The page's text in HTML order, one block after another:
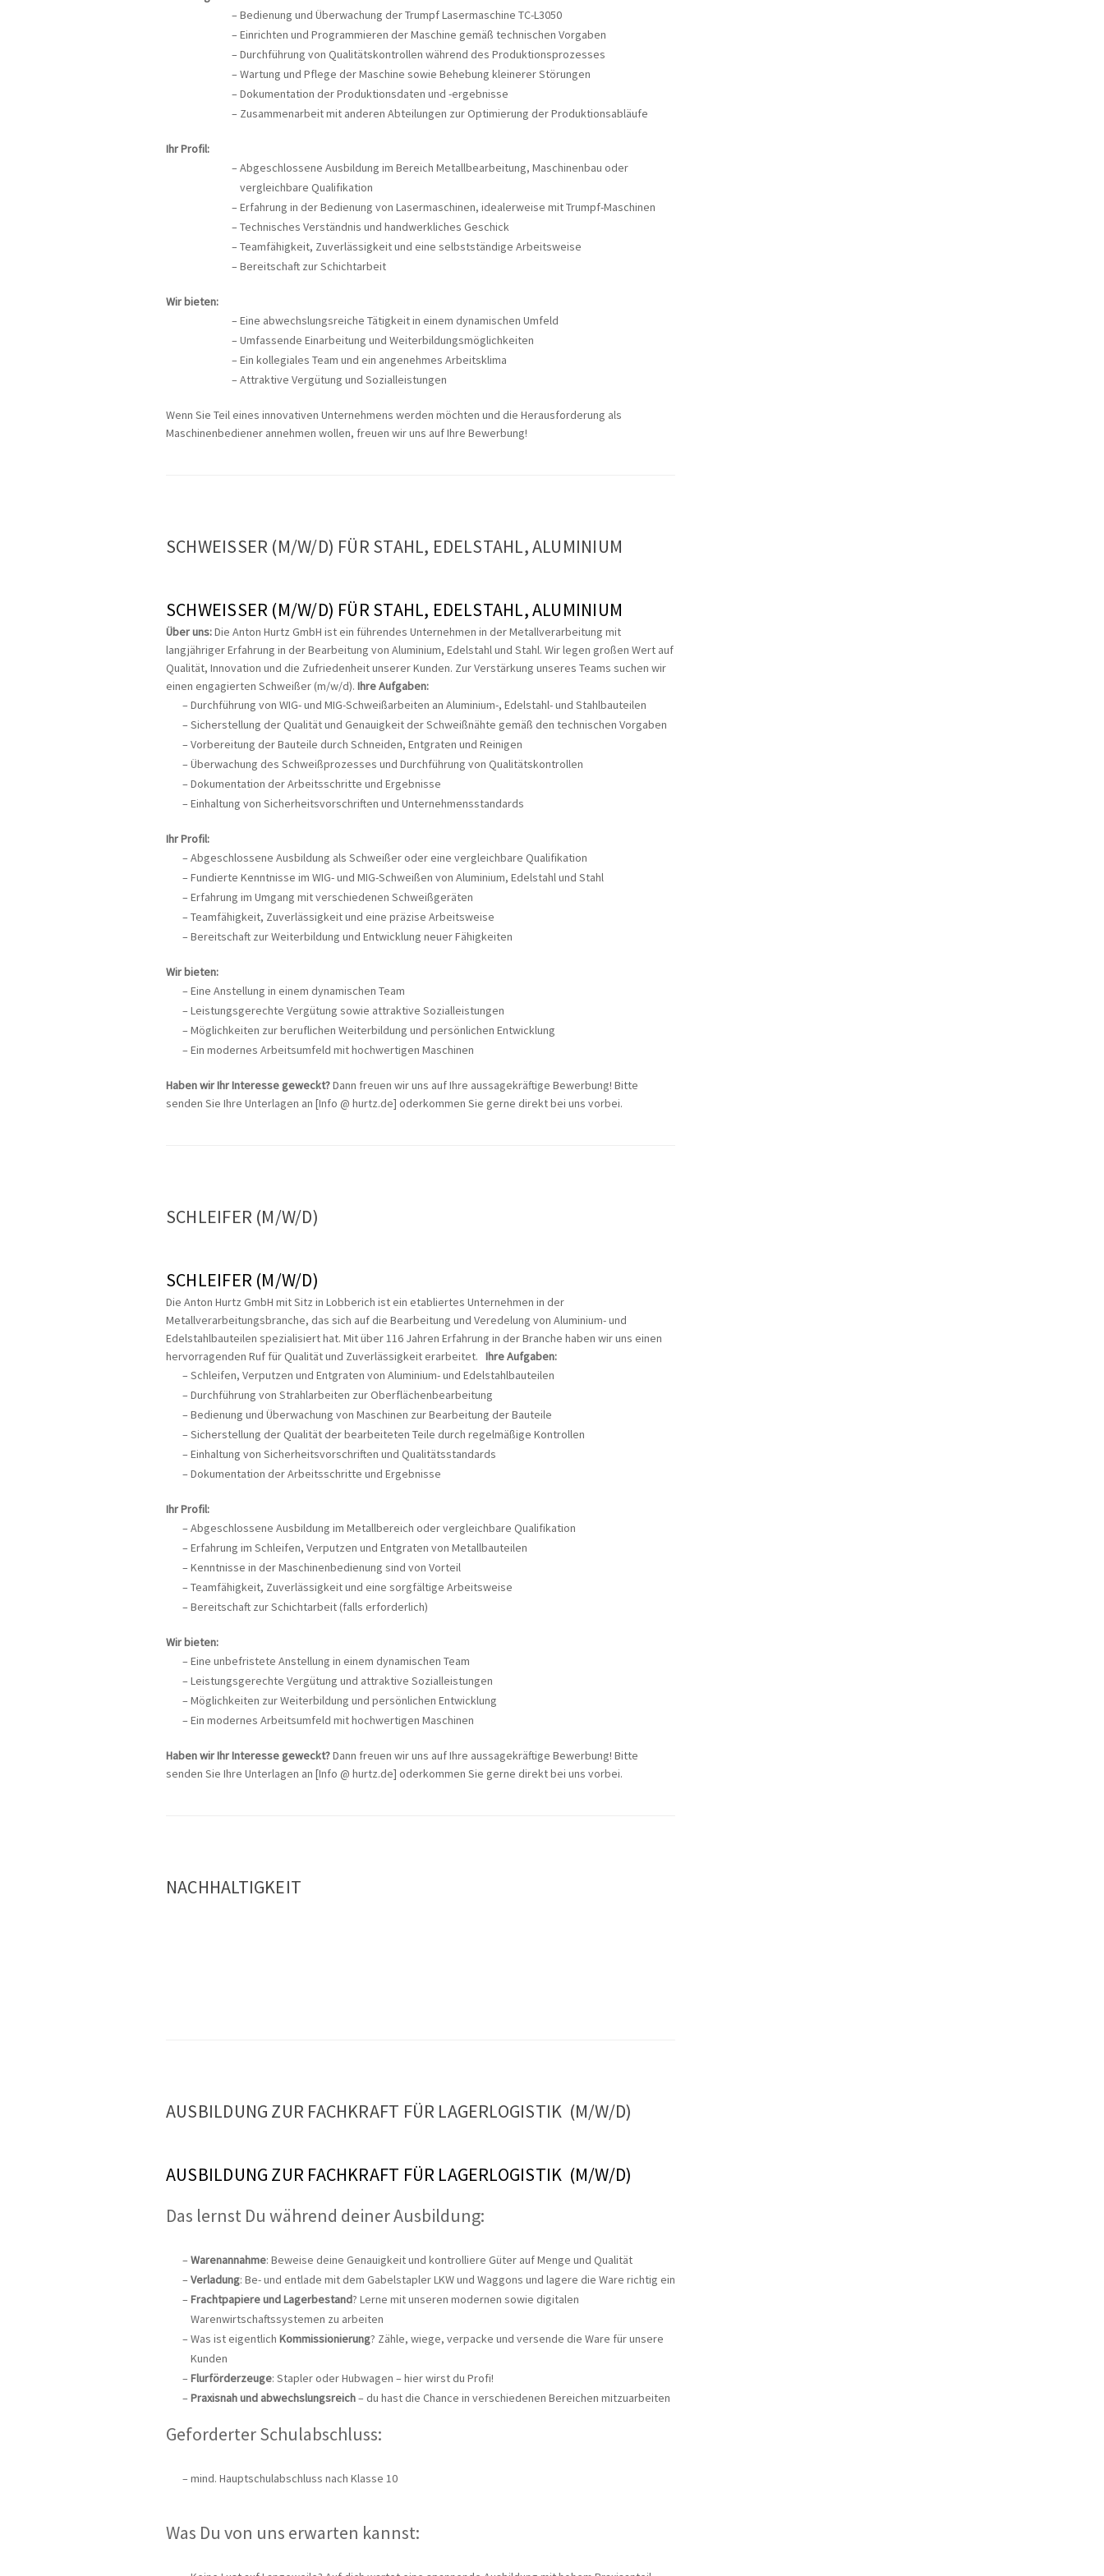
Bedienung und Überwachung der Trumpf Lasermaschine TC-L3050
Einrichten und Programmieren der Maschine gemäß technischen Vorgaben
Durchführung von Qualitätskontrollen während des Produktionsprozesses
Wartung und Pflege der Maschine sowie Behebung kleinerer Störungen
Dokumentation der Produktionsdaten und -ergebnisse
Zusammenarbeit mit anderen Abteilungen zur Optimierung der Produktionsabläufe
Ihr Profil:
Abgeschlossene Ausbildung im Bereich Metallbearbeitung, Maschinenbau oder
vergleichbare Qualifikation
Erfahrung in der Bedienung von Lasermaschinen, idealerweise mit Trumpf-Maschinen
Technisches Verständnis und handwerkliches Geschick
Teamfähigkeit, Zuverlässigkeit und eine selbstständige Arbeitsweise
Bereitschaft zur Schichtarbeit
Wir bieten:
Eine abwechslungsreiche Tätigkeit in einem dynamischen Umfeld
Umfassende Einarbeitung und Weiterbildungsmöglichkeiten
Ein kollegiales Team und ein angenehmes Arbeitsklima
Attraktive Vergütung und Sozialleistungen
Wenn Sie Teil eines innovativen Unternehmens werden möchten und die Herausforderung als
Maschinenbediener annehmen wollen, freuen wir uns auf Ihre Bewerbung!
SCHWEISSER (M/W/D) FÜR STAHL, EDELSTAHL, ALUMINIUM
SCHWEISSER (M/W/D) FÜR STAHL, EDELSTAHL, ALUMINIUM
Über uns:Die Anton Hurtz GmbH ist ein führendes Unternehmen in der Metallverarbeitung mit
langjähriger Erfahrung in der Bearbeitung von Aluminium, Edelstahl und Stahl. Wir legen großen Wert auf
Qualität, Innovation und die Zufriedenheit unserer Kunden. Zur Verstärkung unseres Teams suchen wir
einen engagierten Schweißer (m/w/d). Ihre Aufgaben:
Durchführung von WIG- und MIG-Schweißarbeiten an Aluminium-, Edelstahl- und Stahlbauteilen
Sicherstellung der Qualität und Genauigkeit der Schweißnähte gemäß den technischen Vorgaben
Vorbereitung der Bauteile durch Schneiden, Entgraten und Reinigen
Überwachung des Schweißprozesses und Durchführung von Qualitätskontrollen
Dokumentation der Arbeitsschritte und Ergebnisse
Einhaltung von Sicherheitsvorschriften und Unternehmensstandards
Ihr Profil:
Abgeschlossene Ausbildung als Schweißer oder eine vergleichbare Qualifikation
Fundierte Kenntnisse im WIG- und MIG-Schweißen von Aluminium, Edelstahl und Stahl
Erfahrung im Umgang mit verschiedenen Schweißgeräten
Teamfähigkeit, Zuverlässigkeit und eine präzise Arbeitsweise
Bereitschaft zur Weiterbildung und Entwicklung neuer Fähigkeiten
Wir bieten:
Eine Anstellung in einem dynamischen Team
Leistungsgerechte Vergütung sowie attraktive Sozialleistungen
Möglichkeiten zur beruflichen Weiterbildung und persönlichen Entwicklung
Ein modernes Arbeitsumfeld mit hochwertigen Maschinen
Haben wir Ihr Interesse geweckt?Dann freuen wir uns auf Ihre aussagekräftige Bewerbung! Bitte
senden Sie Ihre Unterlagen an [Info @ hurtz.de] oderkommen Sie gerne direkt bei uns vorbei.
SCHLEIFER (M/W/D)
SCHLEIFER (M/W/D)
Die Anton Hurtz GmbH mit Sitz in Lobberich ist ein etabliertes Unternehmen in der
Metallverarbeitungsbranche, das sich auf die Bearbeitung und Veredelung von Aluminium- und
Edelstahlbauteilen spezialisiert hat. Mit über 116 Jahren Erfahrung in der Branche haben wir uns einen
hervorragenden Ruf für Qualität und Zuverlässigkeit erarbeitet. Ihre Aufgaben:
Schleifen, Verputzen und Entgraten von Aluminium- und Edelstahlbauteilen
Durchführung von Strahlarbeiten zur Oberflächenbearbeitung
Bedienung und Überwachung von Maschinen zur Bearbeitung der Bauteile
Sicherstellung der Qualität der bearbeiteten Teile durch regelmäßige Kontrollen
Einhaltung von Sicherheitsvorschriften und Qualitätsstandards
Dokumentation der Arbeitsschritte und Ergebnisse
Ihr Profil:
Abgeschlossene Ausbildung im Metallbereich oder vergleichbare Qualifikation
Erfahrung im Schleifen, Verputzen und Entgraten von Metallbauteilen
Kenntnisse in der Maschinenbedienung sind von Vorteil
Teamfähigkeit, Zuverlässigkeit und eine sorgfältige Arbeitsweise
Bereitschaft zur Schichtarbeit (falls erforderlich)
Wir bieten:
Eine unbefristete Anstellung in einem dynamischen Team
Leistungsgerechte Vergütung und attraktive Sozialleistungen
Möglichkeiten zur Weiterbildung und persönlichen Entwicklung
Ein modernes Arbeitsumfeld mit hochwertigen Maschinen
Haben wir Ihr Interesse geweckt?Dann freuen wir uns auf Ihre aussagekräftige Bewerbung! Bitte
senden Sie Ihre Unterlagen an [Info @ hurtz.de] oderkommen Sie gerne direkt bei uns vorbei.
NACHHALTIGKEIT
AUSBILDUNG ZUR FACHKRAFT FÜR LAGERLOGISTIK (M/W/D)
AUSBILDUNG ZUR FACHKRAFT FÜR LAGERLOGISTIK (M/W/D)
Das lernst Du während deiner Ausbildung:
Warenannahme: Beweise deine Genauigkeit und kontrolliere Güter auf Menge und Qualität
Verladung: Be- und entlade mit dem Gabelstapler LKW und Waggons und lagere die Ware richtig ein
Frachtpapiere und Lagerbestand? Lerne mit unseren modernen sowie digitalen
Warenwirtschaftssystemen zu arbeiten
Was ist eigentlich Kommissionierung? Zähle, wiege, verpacke und versende die Ware für unsere
Kunden
Flurförderzeuge: Stapler oder Hubwagen – hier wirst du Profi!
Praxisnah und abwechslungsreich– du hast die Chance in verschiedenen Bereichen mitzuarbeiten
Geforderter Schulabschluss:
mind. Hauptschulabschluss nach Klasse 10
Was Du von uns erwarten kannst: